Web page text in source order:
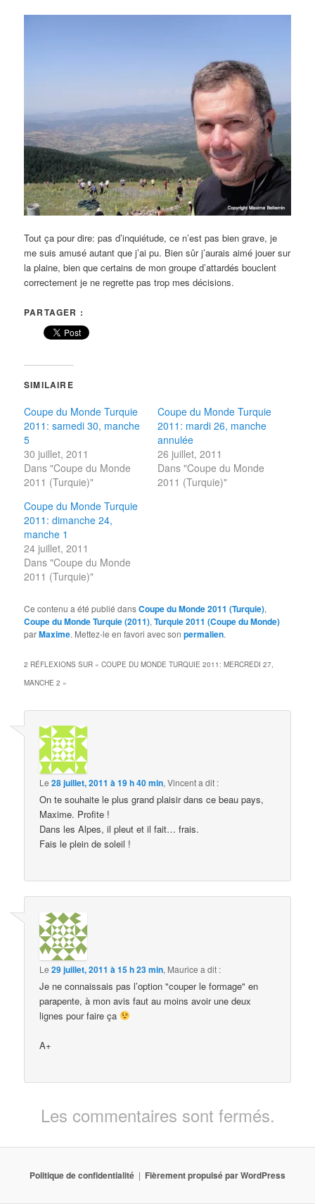
Tout ça pour dire: pas d’inquiétude, ce n’est pas bien grave, je
me suis amusé autant que j’ai pu. Bien sûr j’aurais aimé jouer sur
la plaine, bien que certains de mon groupe d’attardés bouclent
correctement je ne regrette pas trop mes décisions.
PARTAGER :
SIMILAIRE
Coupe du Monde Turquie
2011: samedi 30, manche
5
30 juillet, 2011
Dans "Coupe du Monde
2011 (Turquie)"
Coupe du Monde Turquie
2011: mardi 26, manche
annulée
26 juillet, 2011
Dans "Coupe du Monde
2011 (Turquie)"
Coupe du Monde Turquie
2011: dimanche 24,
manche 1
24 juillet, 2011
Dans "Coupe du Monde
2011 (Turquie)"
Ce contenu a été publié dansCoupe du Monde 2011 (Turquie),
Coupe du Monde Turquie (2011),Turquie 2011 (Coupe du Monde)
parMaxime. Mettez-le en favori avec sonpermalien.
2 RÉFLEXIONS SUR «COUPE DU MONDE TURQUIE 2011: MERCREDI 27,
MANCHE 2 »
Le28 juillet, 2011 à 19 h 40 min,Vincenta dit :
On te souhaite le plus grand plaisir dans ce beau pays,
Maxime. Profite !
Dans les Alpes, il pleut et il fait… frais.
Fais le plein de soleil !
Le29 juillet, 2011 à 15 h 23 min, Maurice a dit :
Je ne connaissais pas l’option "couper le formage" en
parapente, à mon avis faut au moins avoir une deux
lignes pour faire ça
A+
Les commentaires sont fermés.
Politique de confidentialité Fièrement propulsé par WordPress